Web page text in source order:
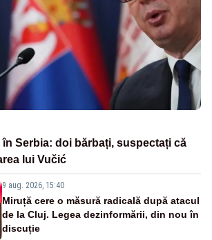
Serbia: doi bărbați, suspectați că
lui Vučić
9 aug. 2026, 15:40
Miruță cere o măsură radicală după atacul
de la Cluj. Legea dezinformării, din nou în
discuție